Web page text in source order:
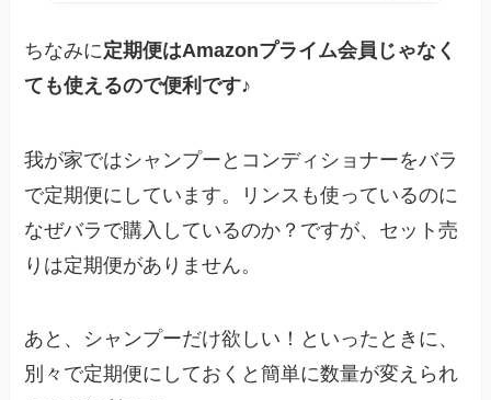
ちなみに定期便はAmazonプライム会員じゃなく
ても使えるので便利です♪
我が家ではシャンプーとコンディショナーをバラ
で定期便にしています。リンスも使っているのに
なぜバラで購入しているのか？ですが、 セット売
りは定期便がありません。
あと、シャンプーだけ欲しい！といったときに、
別々で定期便にしておくと簡単に数量が変えられ